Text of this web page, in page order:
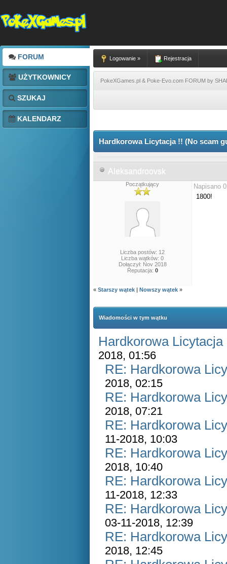
FORUM
UŻYTKOWNICY
SZUKAJ
KALENDARZ
Logowanie » Rejestracja
PokeXGames.pl & Poke-Evo.com FORUM by
Hardkorowa Licytacja !! (No scam
Aleksandroovsk
Początkujący
Liczba postów: 12
Liczba wątków: 0
Dołączył: Nov 2018
Reputacja: 0
Napisano
1800!
« Starszy wątek | Nowszy wątek »
Wiadomości w tym wątku
Hardkorowa
2018, 01:56
RE: Hardkorowa
2018, 02:15
RE: Hardkorowa
2018, 07:21
RE: Hardkorowa
11-2018, 10:03
RE: Hardkorowa
2018, 10:40
RE: Hardkorowa
11-2018, 12:33
RE: Hardkorowa
03-11-2018, 12:39
RE: Hardkorowa
2018, 12:45